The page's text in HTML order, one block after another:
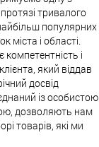
тривалого
популярних
міста і області.
і
який віддав
досвід
із особистою
дозволяють нам
товарів, які ми